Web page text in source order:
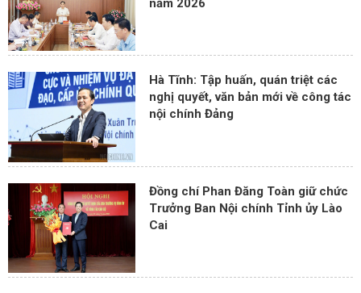
năm 2026
Hà Tĩnh: Tập huấn, quán triệt các
nghị quyết, văn bản mới về công tác
nội chính Đảng
Đồng chí Phan Đăng Toàn giữ chức
Trưởng Ban Nội chính Tỉnh ủy Lào
Cai